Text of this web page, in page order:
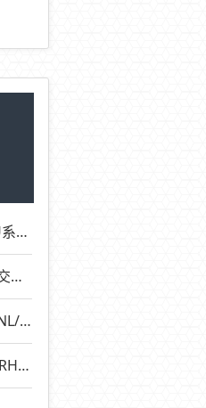
CE自我宣告(CN/CU系列)
CNS正字標記證書-交流電磁開關-適用標準2930)
UL產品認證 (CN/CNL/CU/CUL/CNA/CNI/CNE/RAN/RAM等系列)
UL產品認證 (RHU/RHN系列)